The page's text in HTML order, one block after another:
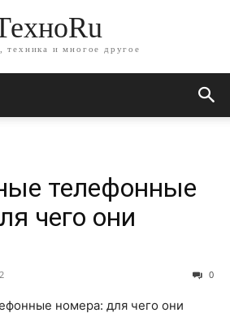
техника и многое другое
телефонные
чего они
0